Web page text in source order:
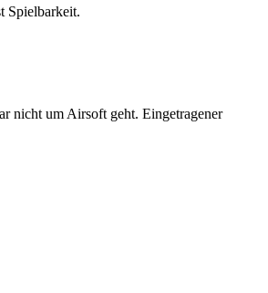
Spielbarkeit.
nicht um Airsoft geht. Eingetragener